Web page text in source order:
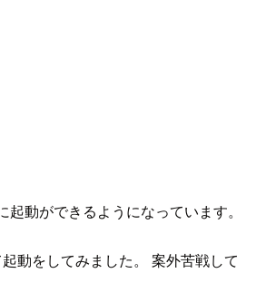
動ができるようになっています。
動をしてみました。 案外苦戦して